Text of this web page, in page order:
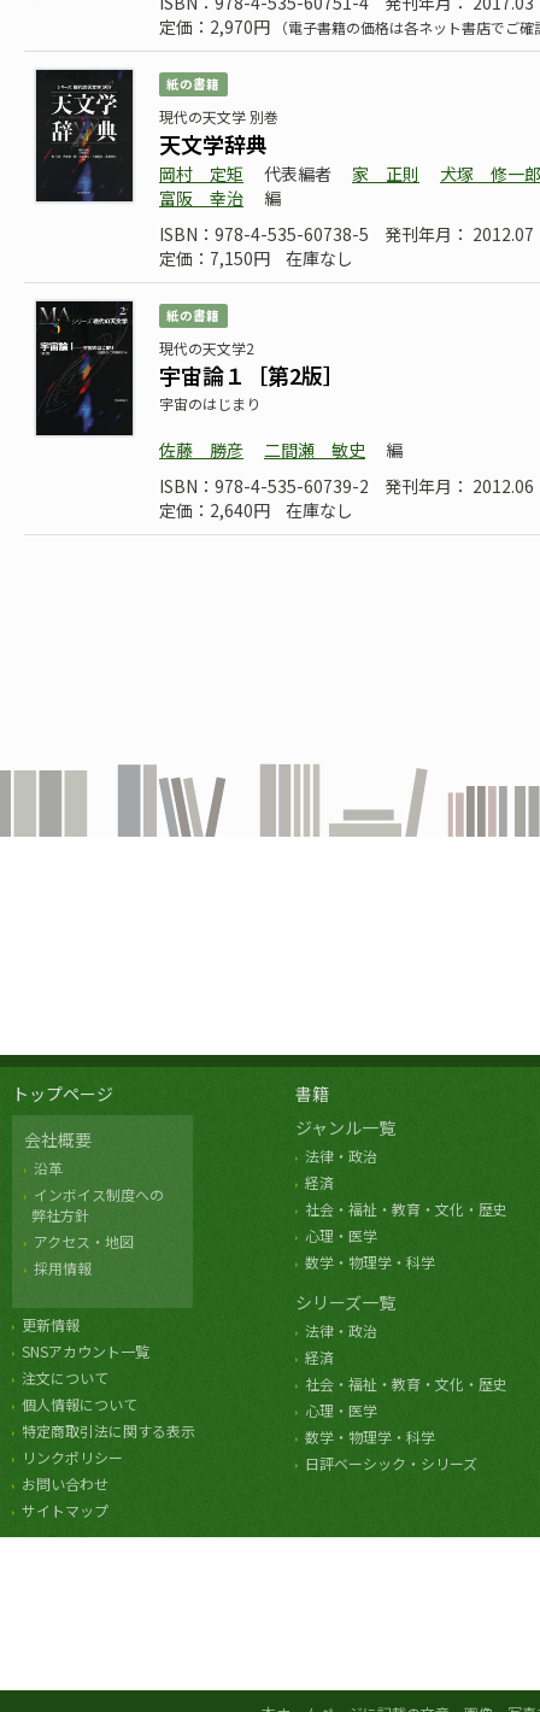
定価：2,970円
（電子書籍の価格は各ネット書店でご
紙の書籍
現代の天文学 別巻
天文学辞典
岡村 定矩 代表編者 家 正則
犬塚 修一郎
富阪 幸治
編
ISBN：978-4-535-60738-5
発刊年月： 2012.07
定価：7,150円
在庫なし
紙の書籍
現代の天文学2
宇宙論１［第2版］
宇宙のはじまり
佐藤 勝彦 二間瀬 敏史
編
ISBN：978-4-535-60739-2
発刊年月： 2012.06
定価：2,640円
在庫なし
トップページ
会社概要
沿革
インボイス制度への
弊社方針
アクセス・地図
採用情報
更新情報
SNSアカウント一覧
注文について
個人情報について
特定商取引法に関する表示
リンクポリシー
お問い合わせ
サイトマップ
書籍
ジャンル一覧
法律・政治
経済
社会・福祉・教育・文化・歴史
心理・医学
数学・物理学・科学
シリーズ一覧
法律・政治
経済
社会・福祉・教育・文化・歴史
心理・医学
数学・物理学・科学
日評ベーシック・シリーズ